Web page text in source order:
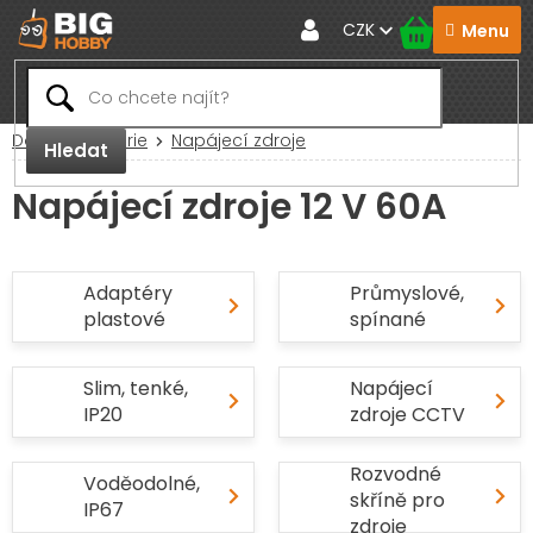
Přejít
na
obsah
Hledat
CZK
Domů Baterie Napájecí zdroje
Napájecí zdroje 12 V 60A
Adaptéry
plastové
Průmyslové,
spínané
Slim, tenké,
IP20
Napájecí
zdroje CCTV
Voděodolné,
IP67
Rozvodné
skříně pro
zdroje